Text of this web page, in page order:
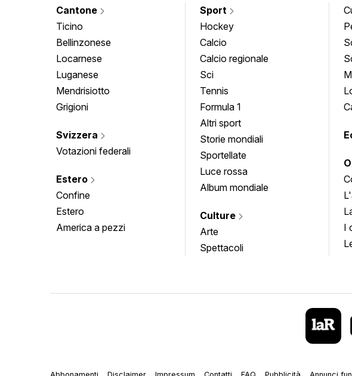
Cantone
Ticino
Bellinzonese
Locarnese
Luganese
Mendrisiotto
Grigioni
Svizzera
Votazioni federali
Estero
Confine
Estero
America a pezzi
Sport
Hockey
Calcio
Calcio regionale
Sci
Tennis
Formula 1
Altri sport
Storie mondiali
Sportellate
Luce rossa
Album mondiale
Culture
Arte
Spettacoli
I